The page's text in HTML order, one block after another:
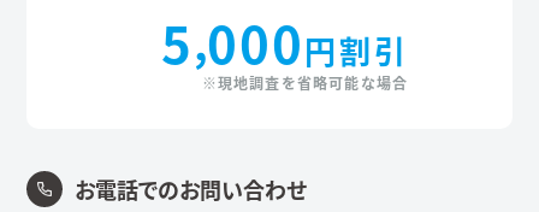
5,000円割引
※現地調査を省略可能な場合
お電話でのお問い合わせ